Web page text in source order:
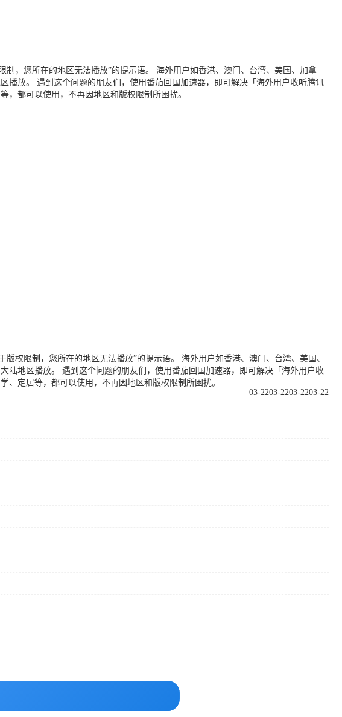
，您所在的地区无法播放”的提示语。 海外用户如香港、澳门、台湾、美国、加拿
播放。 遇到这个问题的朋友们，使用番茄回国加速器，即可解决「海外用户收听腾讯
，都可以使用，不再因地区和版权限制所困扰。
权限制，您所在的地区无法播放”的提示语。 海外用户如香港、澳门、台湾、美国、
陆地区播放。 遇到这个问题的朋友们，使用番茄回国加速器，即可解决「海外用户收
定居等，都可以使用，不再因地区和版权限制所困扰。
03-22
03-22
03-22
03-22